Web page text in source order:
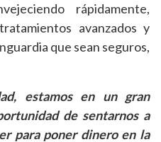
rápidamente,
avanzados y
que sean seguros,
estamos en un gran
de sentarnos a
para poner dinero en la